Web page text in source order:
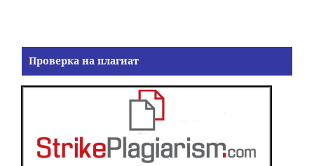
Проверка на плагиат